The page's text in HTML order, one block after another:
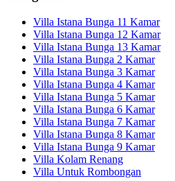
Villa Istana Bunga 11 Kamar
Villa Istana Bunga 12 Kamar
Villa Istana Bunga 13 Kamar
Villa Istana Bunga 2 Kamar
Villa Istana Bunga 3 Kamar
Villa Istana Bunga 4 Kamar
Villa Istana Bunga 5 Kamar
Villa Istana Bunga 6 Kamar
Villa Istana Bunga 7 Kamar
Villa Istana Bunga 8 Kamar
Villa Istana Bunga 9 Kamar
Villa Kolam Renang
Villa Untuk Rombongan